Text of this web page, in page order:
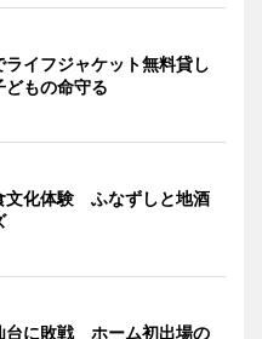
イフジャケット無料貸し
もの命守る
文化体験 ふなずしと地酒
台に敗戦 ホーム初出場の